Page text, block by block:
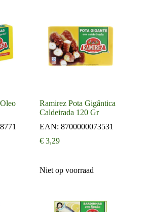
Ramirez Pota Gigântica
Caldeirada 120 Gr
EAN:8700000073531
€ 3,29
Niet op voorraad